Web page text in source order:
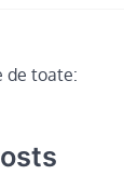
de toate: